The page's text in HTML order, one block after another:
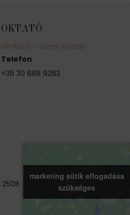
OKTATÓ
Omkára – Veres András
Telefon
+36 30 689 9283
2508
marketing sütik elfogadása
szükséges
marketing sütik elfogadása
szükséges